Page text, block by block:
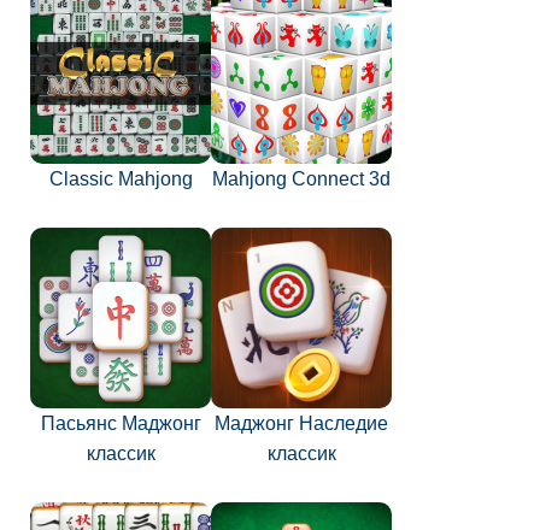
Classic Mahjong Mahjong Connect 3d
Пасьянс Маджонг
классик
Маджонг Наследие
классик